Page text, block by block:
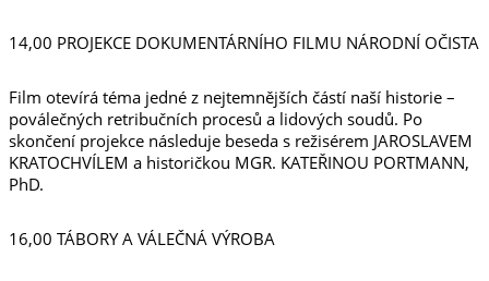
14,00 PROJEKCE DOKUMENTÁRNÍHO FILMU NÁRODNÍ OČISTA
Film otevírá téma jedné z nejtemnějších částí naší historie –
poválečných retribučních procesů a lidových soudů. Po
skončení projekce následuje beseda s režisérem JAROSLAVEM
KRATOCHVÍLEM a historičkou MGR. KATEŘINOU PORTMANN,
PhD.
16,00 TÁBORY A VÁLEČNÁ VÝROBA